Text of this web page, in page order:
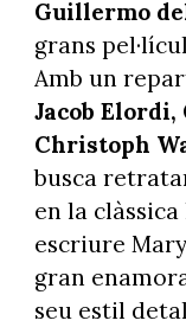
Guillermo
grans
Amb un
Jacob Elordi,
Christoph
busca
en la
escriure
gran
seu estil